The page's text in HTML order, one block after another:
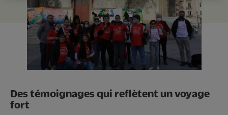
Des témoignages qui reflètent un voyage
fort